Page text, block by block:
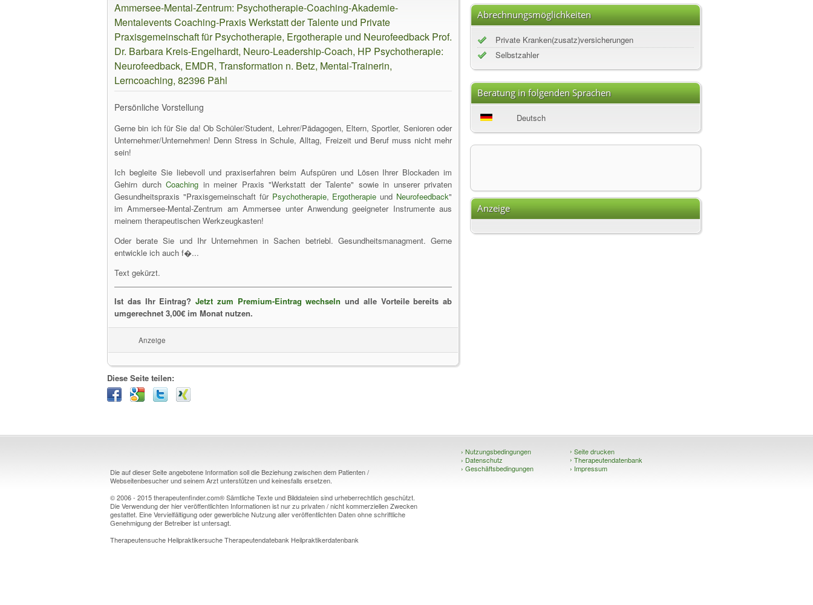
Ammersee-Mental-Zentrum: Psychotherapie-Coaching-Akademie-
Mentalevents Coaching-Praxis Werkstatt der Talente und Private
Praxisgemeinschaft für Psychotherapie, Ergotherapie und Neurofeedback Prof.
Dr. Barbara Kreis-Engelhardt, Neuro-Leadership-Coach, HP Psychotherapie:
Neurofeedback, EMDR, Transformation n. Betz, Mental-Trainerin,
Lerncoaching, 82396 Pähl
Persönliche Vorstellung
Gerne bin ich für Sie da! Ob Schüler/Student, Lehrer/Pädagogen, Eltern, Sportler, Senioren oder
Unternehmer/Unternehmen! Denn Stress in Schule, Alltag, Freizeit und Beruf muss nicht mehr
sein!
Ich begleite Sie liebevoll und praxiserfahren beim Aufspüren und Lösen Ihrer Blockaden im
Gehirn durch Coaching in meiner Praxis "Werkstatt der Talente" sowie in unserer privaten
Gesundheitspraxis "Praxisgemeinschaft für Psychotherapie, Ergotherapie und Neurofeedback"
im Ammersee-Mental-Zentrum am Ammersee unter Anwendung geeigneter Instrumente aus
meinem therapeutischen Werkzeugkasten!
Oder berate Sie und Ihr Unternehmen in Sachen betriebl. Gesundheitsmanagment. Gerne
entwickle ich auch f�...
Text gekürzt.
Ist das Ihr Eintrag? Jetzt zum Premium-Eintrag wechseln und alle Vorteile bereits ab
umgerechnet 3,00€ im Monat nutzen.
Anzeige
Diese Seite teilen:
Abrechnungsmöglichkeiten
Private Kranken(zusatz)versicherungen
Selbstzahler
Beratung in folgenden Sprachen
Deutsch
Anzeige
Die auf dieser Seite angebotene Information soll die Beziehung zwischen dem Patienten /
Webseitenbesucher und seinem Arzt unterstützen und keinesfalls ersetzen.
© 2006 - 2015 therapeutenfinder.com® Sämtliche Texte und Bilddateien sind urheberrechtlich geschützt.
Die Verwendung der hier veröffentlichten Informationen ist nur zu privaten / nicht kommerziellen Zwecken
gestattet. Eine Vervielfältigung oder gewerbliche Nutzung aller veröffentlichten Daten ohne schriftliche
Genehmigung der Betreiber ist untersagt.
Therapeutensuche Heilpraktikersuche Therapeutendatebank Heilpraktikerdatenbank
› Nutzungsbedingungen
› Datenschutz
› Geschäftsbedingungen
› Seite drucken
› Therapeutendatenbank
› Impressum